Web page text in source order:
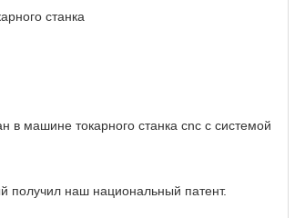
станка
в машине токарного станка cnc с системой
получил наш национальный патент.